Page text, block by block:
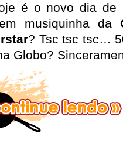
é o novo dia de
musiquinha da
? Tsc tsc tsc…
Globo?